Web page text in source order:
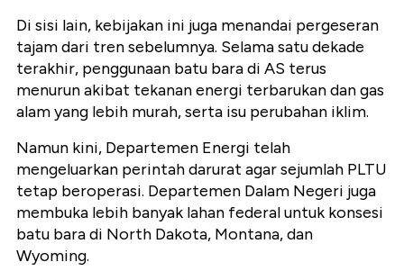
Di sisi lain, kebijakan ini juga menandai pergeseran
tajam dari tren sebelumnya. Selama satu dekade
terakhir, penggunaan batu bara di AS terus
menurun akibat tekanan energi terbarukan dan gas
alam yang lebih murah, serta isu perubahan iklim.
Namun kini, Departemen Energi telah
mengeluarkan perintah darurat agar sejumlah PLTU
tetap beroperasi. Departemen Dalam Negeri juga
membuka lebih banyak lahan federal untuk konsesi
batu bara di North Dakota, Montana, dan
Wyoming.